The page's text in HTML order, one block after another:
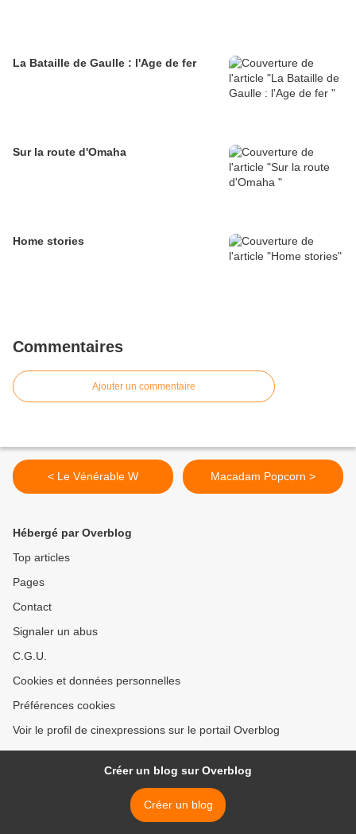
La Bataille de Gaulle : l'Age de fer
Sur la route d'Omaha
Home stories
Commentaires
Ajouter un commentaire
< Le Vénérable W Macadam Popcorn >
Hébergé par Overblog
Top articles
Pages
Contact
Signaler un abus
C.G.U.
Cookies et données personnelles
Préférences cookies
Voir le profil de cinexpressions sur le portail Overblog
Créer un blog sur Overblog
Créer un blog